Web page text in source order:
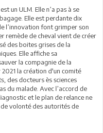
un ULM. Elle n’a pas à se
Elle est perdante dix
l’innovation font grimper son
remède de cheval vient de créer
des boites grises de la
Elle affiche sa
la compagnie de la
2021 la création d'un comité
des docteurs ès sciences
du malade. Avec l’accord de
et le plan de relance ne
volonté des autorités de